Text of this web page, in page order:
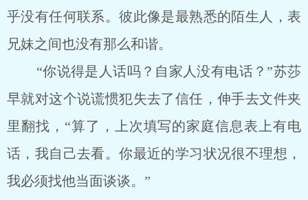
乎没有任何联系。彼此像是最熟悉的陌生人，表
兄妹之间也没有那么和谐。
“你说得是人话吗？自家人没有电话？”苏莎
早就对这个说谎惯犯失去了信任，伸手去文件夹
里翻找，“算了，上次填写的家庭信息表上有电
话，我自己去看。你最近的学习状况很不理想，
我必须找他当面谈谈。”